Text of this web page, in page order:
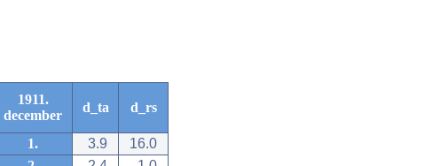
1911.
december
d_ta d_rs
1. 3.9
16.0